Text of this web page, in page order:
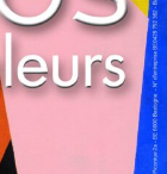
CONTACT